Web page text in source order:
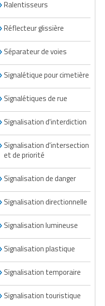
Ralentisseurs
Réflecteur glissière
Séparateur de voies
Signalétique pour cimetière
Signalétiques de rue
Signalisation d'interdiction
Signalisation d'intersection
et de priorité
Signalisation de danger
Signalisation directionnelle
Signalisation lumineuse
Signalisation plastique
Signalisation temporaire
Signalisation touristique